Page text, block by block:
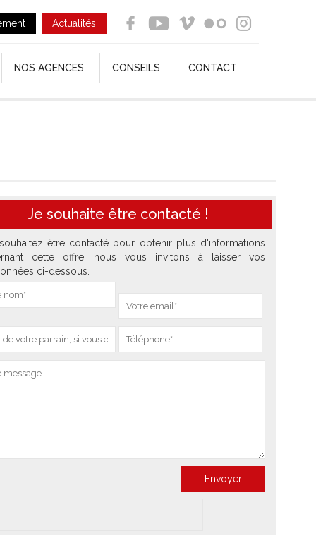
Actualités
NOS AGENCES CONSEILS CONTACT
Je souhaite être contacté !
être contacté pour obtenir plus d'informations
cette offre, nous vous invitons à laisser vos
ci-dessous.